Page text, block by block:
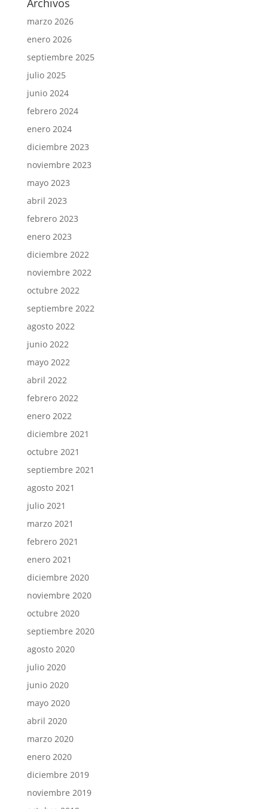
Archivos
marzo 2026
enero 2026
septiembre 2025
julio 2025
junio 2024
febrero 2024
enero 2024
diciembre 2023
noviembre 2023
mayo 2023
abril 2023
febrero 2023
enero 2023
diciembre 2022
noviembre 2022
octubre 2022
septiembre 2022
agosto 2022
junio 2022
mayo 2022
abril 2022
febrero 2022
enero 2022
diciembre 2021
octubre 2021
septiembre 2021
agosto 2021
julio 2021
marzo 2021
febrero 2021
enero 2021
diciembre 2020
noviembre 2020
octubre 2020
septiembre 2020
agosto 2020
julio 2020
junio 2020
mayo 2020
abril 2020
marzo 2020
enero 2020
diciembre 2019
noviembre 2019